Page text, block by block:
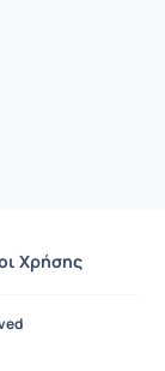
Χρήσης